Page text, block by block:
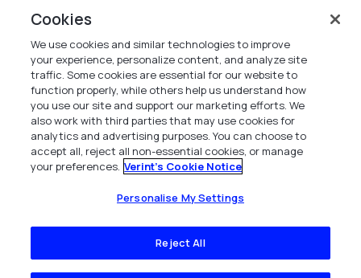
Verint Systems SAS
19 Bd Malesherbes
75008 Paris
France
info.fr@verint.com
+33 6 40 50 87 28
Tous les droits sont réservés. 2026
Cookies
We use cookies and similar technologies to improve
your experience, personalize content, and analyze site
traffic. Some cookies are essential for our website to
function properly, while others help us understand how
you use our site and support our marketing efforts. We
also work with third parties that may use cookies for
analytics and advertising purposes. You can choose to
accept all, reject all non-essential cookies, or manage
your preferences. Verint's Cookie Notice
Personalise My Settings
Reject All